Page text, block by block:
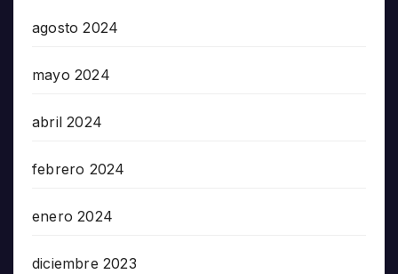
agosto 2024
mayo 2024
abril 2024
febrero 2024
enero 2024
diciembre 2023